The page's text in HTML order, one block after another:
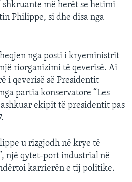
shkruante më herët se hetimi
Philippe, si dhe disa nga
nga posti i kryeministrit
riorganizimi të qeverisë. Ai
i qeverisë së Presidentit
partia konservatore “Les
ekipit të presidentit pas
u rizgjodh në krye të
një qytet-port industrial në
karrierën e tij politike.